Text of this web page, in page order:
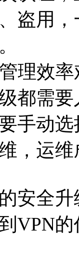
盗用
理效
都需
手动
，运
安全
VPN